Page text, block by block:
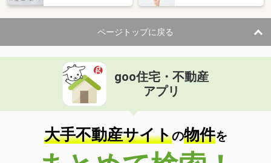
ページトップに戻る
goo住宅・不動産
アプリ
大手不動産サイトの物件を